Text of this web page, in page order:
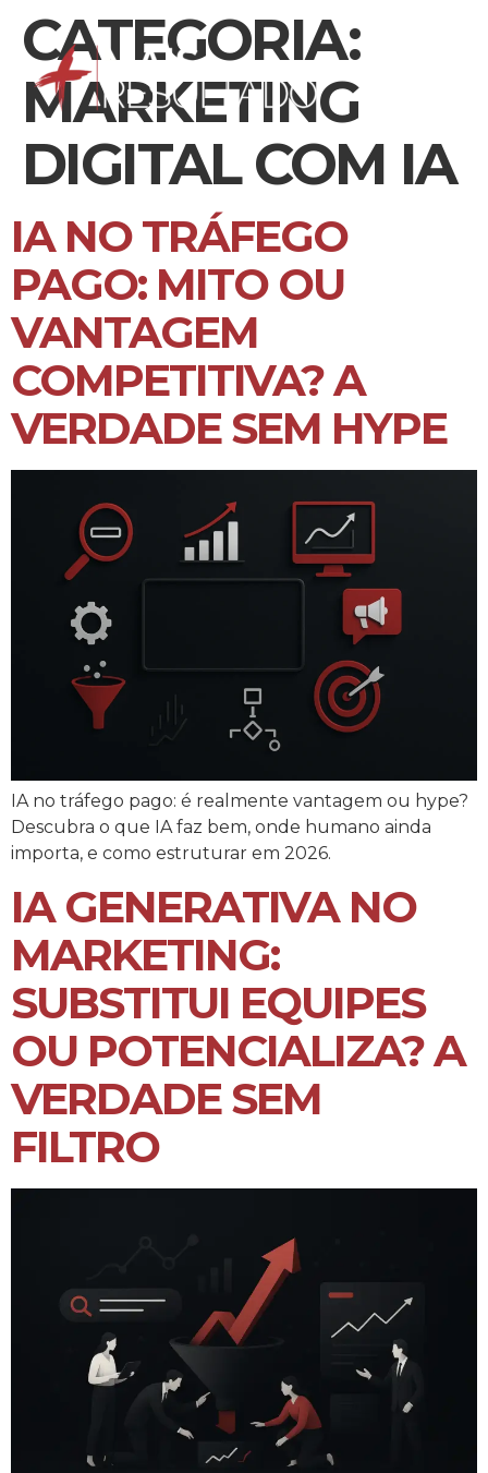
CATEGORIA:
MARKETING
DIGITAL COM IA
IA NO TRÁFEGO
PAGO: MITO OU
VANTAGEM
COMPETITIVA? A
VERDADE SEM HYPE
IA no tráfego pago: é realmente vantagem ou hype?
Descubra o que IA faz bem, onde humano ainda
importa, e como estruturar em 2026.
IA GENERATIVA NO
MARKETING:
SUBSTITUI EQUIPES
OU POTENCIALIZA? A
VERDADE SEM
FILTRO